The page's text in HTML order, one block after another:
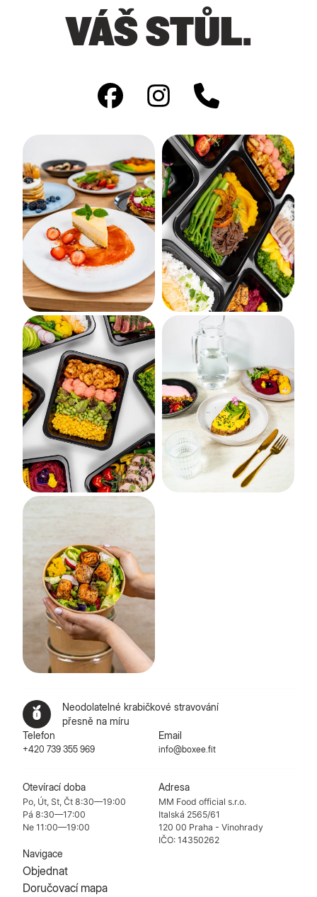
VÁŠ STŮL.
Neodolatelné krabičkové stravování
přesně na míru
Telefon
+420 739 355 969
Email
info@boxee.fit
Navigace
Objednat
Doručovací mapa
Otevírací doba
Po, Út, St, Čt 8:30—19:00
Pá 8:30—17:00
Ne 11:00—19:00
Adresa
MM Food official s.r.o.
Italská 2565/61
120 00 Praha - Vinohrady
IČO: 14350262